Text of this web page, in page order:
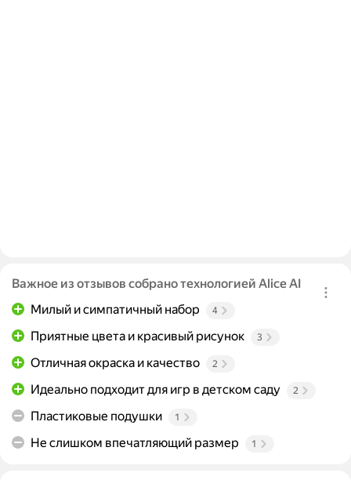
Важное из отзывов собрано технологией Alice AI
Милый и симпатичный набор
4
Приятные цвета и красивый рисунок 3
Отличная окраска и качество 2
Идеально подходит для игр в детском саду 2
Пластиковые подушки 1
Не слишком впечатляющий размер 1